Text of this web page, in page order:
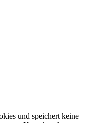
und speichert keine